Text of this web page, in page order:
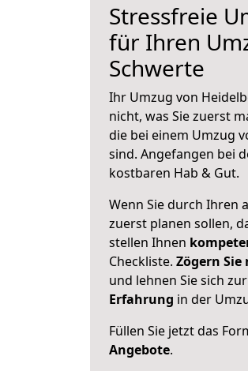
Stressfreie
für Ihren
Schwerte
Ihr Umzug von
nicht, was Sie zuerst
die bei einem Umzug
sind. Angefangen bei
kostbaren Hab & Gut.
Wenn Sie durch Ihren
zuerst planen sollen,
stellen Ihnen
Checkliste. Zögern
und lehnen Sie sich
Erfahrung in der
Füllen Sie jetzt das
Angebote.